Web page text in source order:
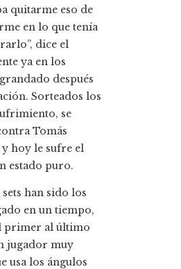
quitarme eso de
en lo que tenía
dice el
ya en los
después
Sorteados los
se
Tomás
hoy le sufre el
estado puro.
han sido los
en un tiempo,
primer al último
jugador muy
usa los ángulos